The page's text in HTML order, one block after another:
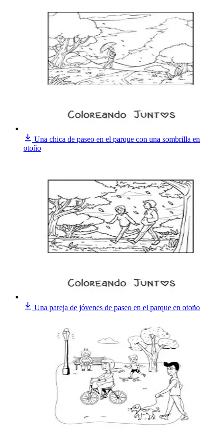
Una chica de paseo en el parque con una sombrilla en
otoño
Una pareja de jóvenes de paseo en el parque en otoño